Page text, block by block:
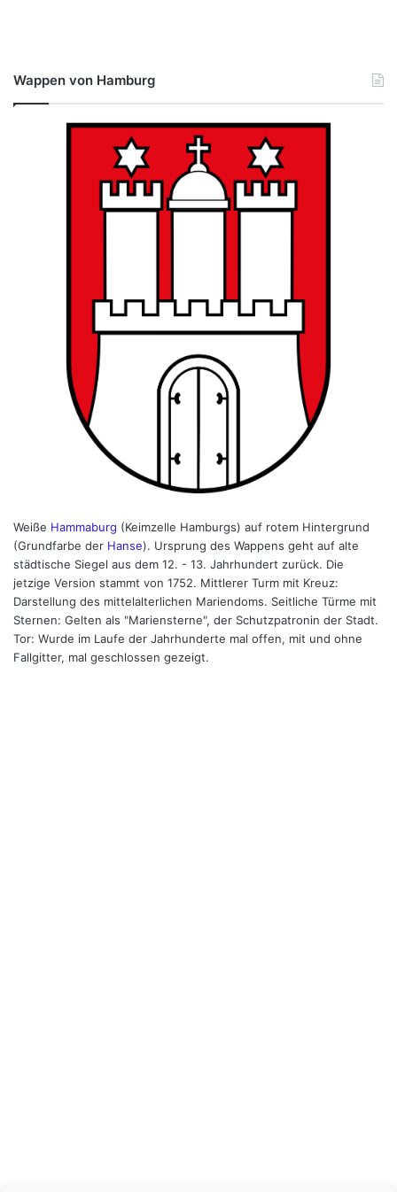
Wappen von Hamburg
Weiße Hammaburg (Keimzelle Hamburgs) auf rotem Hintergrund
(Grundfarbe der Hanse). Ursprung des Wappens geht auf alte
städtische Siegel aus dem 12. - 13. Jahrhundert zurück. Die
jetzige Version stammt von 1752. Mittlerer Turm mit Kreuz:
Darstellung des mittelalterlichen Mariendoms. Seitliche Türme mit
Sternen: Gelten als "Mariensterne", der Schutzpatronin der Stadt.
Tor: Wurde im Laufe der Jahrhunderte mal offen, mit und ohne
Fallgitter, mal geschlossen gezeigt.